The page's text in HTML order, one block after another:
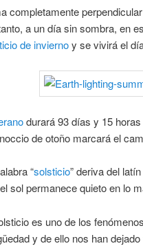
completamente
a un día sin sombra, en
de inviernoy se vivirá el
durará 93 días y 15
de otoño marcará el
“solsticio” deriva del
sol permanece quieto en lo
es uno de los
y de ello nos han